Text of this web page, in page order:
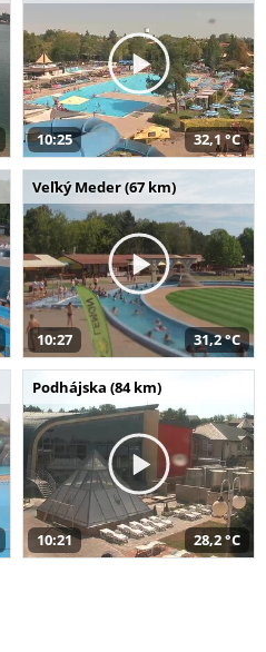
10:25 32,1 °C
Veľký Meder (67 km)
10:27 31,2 °C
Podhájska (84 km)
10:21 28,2 °C